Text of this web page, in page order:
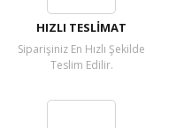
HIZLI TESLİMAT
Siparişiniz En Hızlı Şekilde
Teslim Edilir.